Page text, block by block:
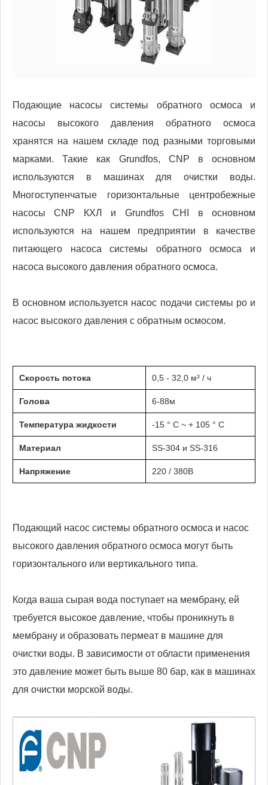
Подающие насосы системы обратного осмоса и
насосы высокого давления обратного осмоса
хранятся на нашем складе под разными торговыми
марками. Такие как Grundfos, CNP в основном
используются в машинах для очистки воды.
Многоступенчатые горизонтальные центробежные
насосы CNP КХЛ и Grundfos CHI в основном
используются на нашем предприятии в качестве
питающего насоса системы обратного осмоса и
насоса высокого давления обратного осмоса.
В основном используется насос подачи системы ро и
насос высокого давления с обратным осмосом.
Скорость потока 0,5 - 32,0 м³ / ч
Голова 6-88м
Температура жидкости -15 ° С ~ + 105 ° С
Материал SS-304 и SS-316
Напряжение 220 / 380В
Подающий насос системы обратного осмоса и насос
высокого давления обратного осмоса могут быть
горизонтального или вертикального типа.
Когда ваша сырая вода поступает на мембрану, ей
требуется высокое давление, чтобы проникнуть в
мембрану и образовать пермеат в машине для
очистки воды. В зависимости от области применения
это давление может быть выше 80 бар, как в машинах
для очистки морской воды.